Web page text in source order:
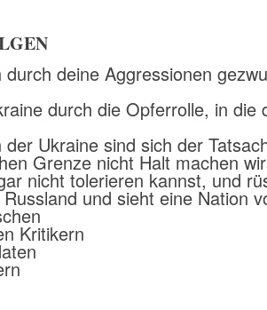
durch deine Aggressionen
durch die Opferrolle, in die
Ukraine sind sich der
Grenze nicht Halt machen
nicht tolerieren kannst, und
und sieht eine Nation
Kritikern